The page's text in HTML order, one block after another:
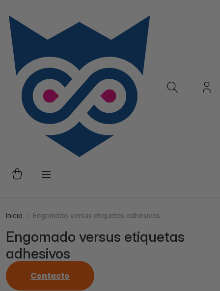
Inicio Engomado versus etiquetas adhesivos
Engomado versus etiquetas
adhesivos
Contacto